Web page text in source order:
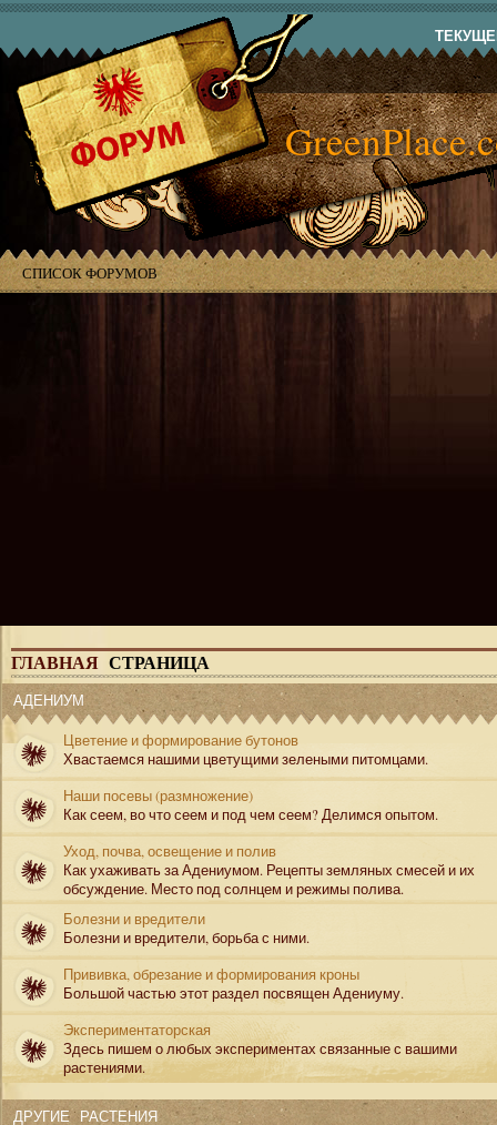
СПИСОК ФОРУМОВ
ГЛАВНАЯ СТРАНИЦА
АДЕНИУМ
Цветение и формирование бутонов
Хвастаемся нашими цветущими зелеными питомцами.
Наши посевы (размножение)
Как сеем, во что сеем и под чем сеем? Делимся опытом.
Уход, почва, освещение и полив
Как ухаживать за Адениумом. Рецепты земляных смесей и их
обсуждение. Место под солнцем и режимы полива.
Болезни и вредители
Болезни и вредители, борьба с ними.
Прививка, обрезание и формирования кроны
Большой частью этот раздел посвящен Адениуму.
Экспериментаторская
Здесь пишем о любых экспериментах связанные с вашими
растениями.
ДРУГИЕ РАСТЕНИЯ